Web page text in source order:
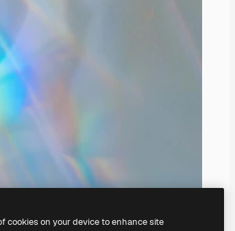
cookies on your device to enhance site